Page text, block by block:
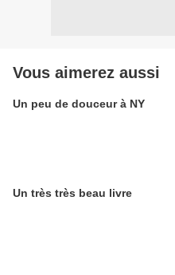
Vous aimerez aussi
Un peu de douceur à NY
Un très très beau livre